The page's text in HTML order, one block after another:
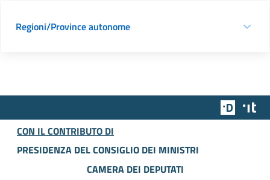
Regioni/Province autonome
Team
CON IL CONTRIBUTO DI
PRESIDENZA DEL CONSIGLIO DEI MINISTRI
CAMERA DEI DEPUTATI